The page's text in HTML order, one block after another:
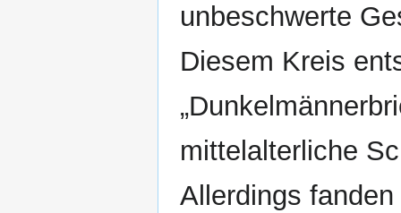
unbeschwerte
Diesem Kreis
mittelalterliche
Allerdings